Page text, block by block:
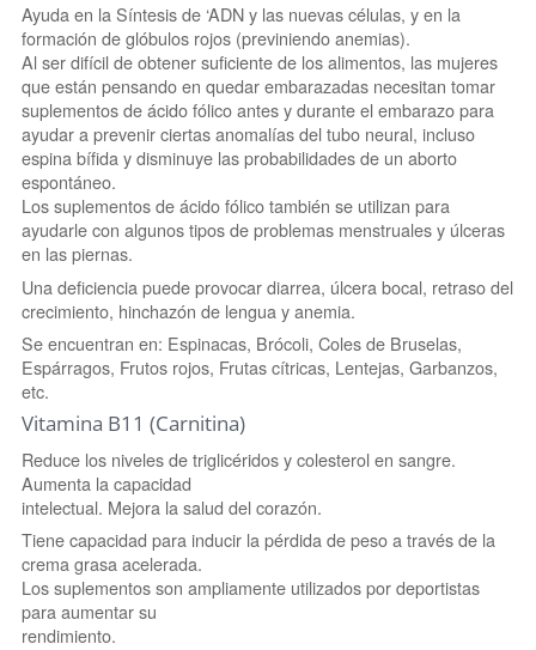
Ayuda en la Síntesis de ‘ADN y las nuevas células, y en la
formación de glóbulos rojos (previniendo anemias).
Al ser difícil de obtener suficiente de los alimentos, las mujeres
que están pensando en quedar embarazadas necesitan tomar
suplementos de ácido fólico antes y durante el embarazo para
ayudar a prevenir ciertas anomalías del tubo neural, incluso
espina bífida y disminuye las probabilidades de un aborto
espontáneo.
Los suplementos de ácido fólico también se utilizan para
ayudarle con algunos tipos de problemas menstruales y úlceras
en las piernas.
Una deficiencia puede provocar diarrea, úlcera bocal, retraso del
crecimiento, hinchazón de lengua y anemia.
Se encuentran en: Espinacas, Brócoli, Coles de Bruselas,
Espárragos, Frutos rojos, Frutas cítricas, Lentejas, Garbanzos,
etc.
Vitamina B11 (Carnitina)
Reduce los niveles de triglicéridos y colesterol en sangre.
Aumenta la capacidad
intelectual. Mejora la salud del corazón.
Tiene capacidad para inducir la pérdida de peso a través de la
crema grasa acelerada.
Los suplementos son ampliamente utilizados por deportistas
para aumentar su
rendimiento.